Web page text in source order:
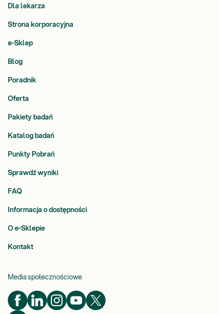
Dla lekarza
Strona korporacyjna
e-Sklep
Blog
Poradnik
Oferta
Pakiety badań
Katalog badań
Punkty Pobrań
Sprawdź wyniki
FAQ
Informacja o dostępności
O e-Sklepie
Kontakt
Media społecznościowe